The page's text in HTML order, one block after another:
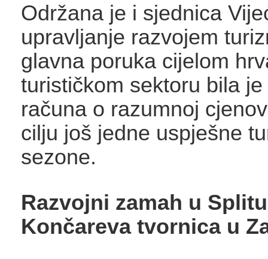
Održana je i sjednica
upravljanje razvojem
glavna poruka cijelom
turističkom sektoru bila
računa o razumnoj
cilju još jedne uspješne
sezone.
Razvojni zamah u
Končareva tvornica u